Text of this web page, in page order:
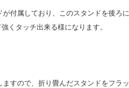
付属しており、このスタンドを後ろ
くタッチ出来る様になります。
すので、折り畳んだスタンドをフラ